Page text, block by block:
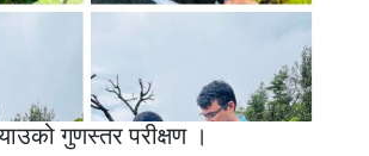
गुणस्तर परीक्षण ।